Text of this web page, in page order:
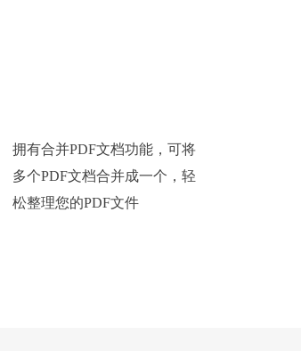
拥有合并PDF文档功能，可将
多个PDF文档合并成一个，轻
松整理您的PDF文件